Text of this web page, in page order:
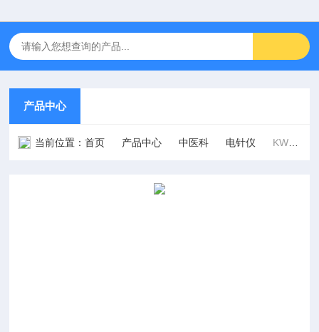
产品中心
当前位置：首页 产品中心 中医科 电针仪 KWD-808Ⅰ型脉冲针灸治疗仪（电针仪）